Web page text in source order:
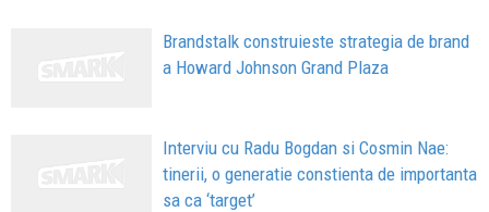
Brandstalk construieste strategia de brand
a Howard Johnson Grand Plaza
Interviu cu Radu Bogdan si Cosmin Nae:
tinerii, o generatie constienta de importanta
sa ca ‘target’